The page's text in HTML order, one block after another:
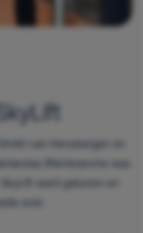
van Hensbergen en
liftenbranche was
werd geboren en
snel.